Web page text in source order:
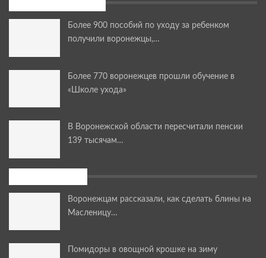
Более 900 пособий по уходу за ребенком
получили воронежцы,…
Более 770 воронежцев прошли обучение в
«Школе ухода»
В Воронежской области пересчитали пенсии
139 тысячам…
Воронежцам рассказали, как сделать блины на
Масленицу…
Помидоры в овощной крошке на зиму